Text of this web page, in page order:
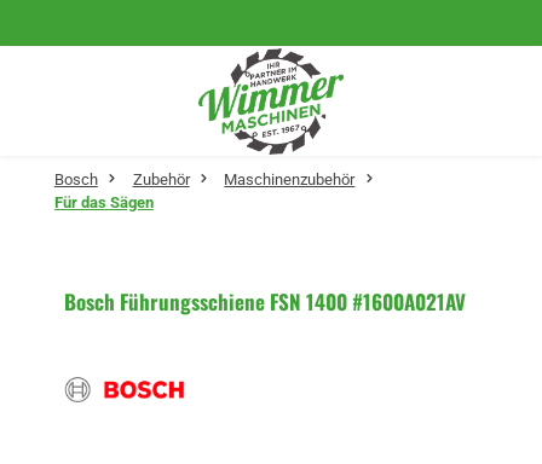
Bosch Zubehör
Maschinenzubehör
Für das Sägen
Bosch Führungsschiene FSN 1400 #1600A021AV